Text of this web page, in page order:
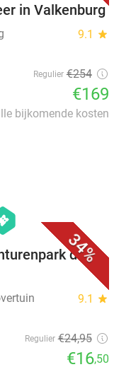
in Valkenburg
9.1 star
Regulier €254
€169
bijkomende kosten
34%
de
9.1 star
Regulier €24,95
€16,50